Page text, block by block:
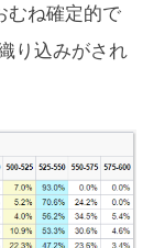
むね確定的で
り込みがされ